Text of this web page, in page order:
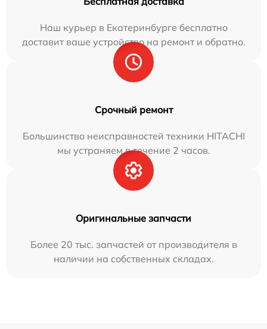
Наш курьер в Екатеринбурге бесплатно
доставит ваше устройство на ремонт и обратно.
Срочный ремонт
Большинство неисправностей техники HITACHI
мы устраняем в течение 2 часов.
Оригинальные запчасти
Более 20 тыс. запчастей от производителя в
наличии на собственных складах.